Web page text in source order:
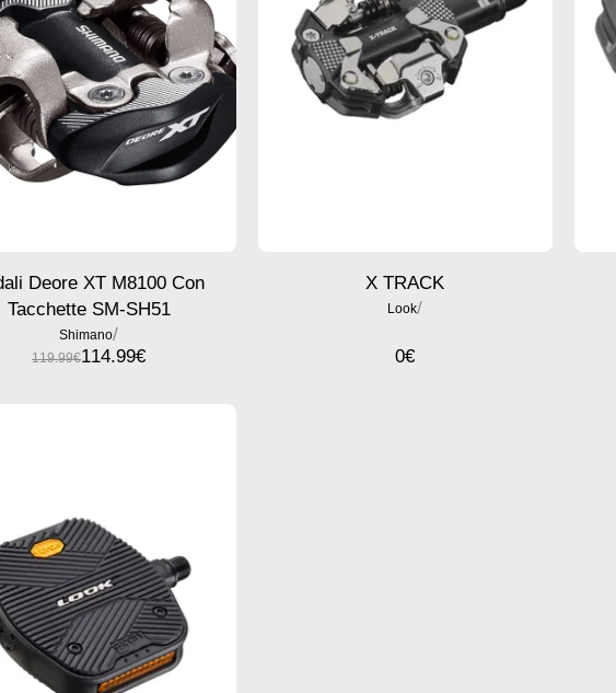
Deore XT M8100 Con
Tacchette SM-SH51
Shimano/
119.99€114.99€
X TRACK
Look/
0€